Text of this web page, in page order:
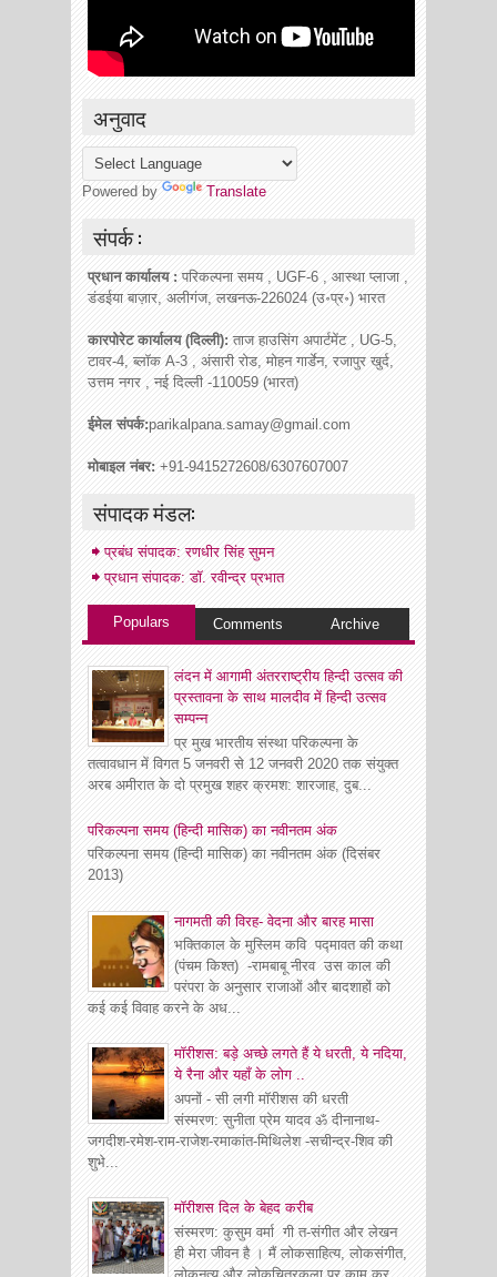
अनुवाद
Powered by Translate
संपर्क :
प्रधान कार्यालय : परिकल्पना समय , UGF-6 , आस्था प्लाजा ,
डंडईया बाज़ार, अलीगंज, लखनऊ-226024 (उ॰प्र॰) भारत
कारपोरेट कार्यालय (दिल्ली): ताज हाउसिंग अपार्टमेंट , UG-5,
टावर-4, ब्लॉक A-3 , अंसारी रोड, मोहन गार्डेन, रजापुर खुर्द,
उत्तम नगर , नई दिल्ली -110059 (भारत)
ईमेल संपर्क:parikalpana.samay@gmail.com
मोबाइल नंबर: +91-9415272608/6307607007
संपादक मंडल:
प्रबंध संपादक: रणधीर सिंह सुमन
प्रधान संपादक: डॉ. रवीन्द्र प्रभात
Populars Comments Archive
लंदन में आगामी अंतरराष्ट्रीय हिन्दी उत्सव की
प्रस्तावना के साथ मालदीव में हिन्दी उत्सव
सम्पन्न
प्र मुख भारतीय संस्था परिकल्पना के
तत्वावधान में विगत 5 जनवरी से 12 जनवरी 2020 तक संयुक्त
अरब अमीरात के दो प्रमुख शहर क्रमश: शारजाह, दुब...
परिकल्पना समय (हिन्दी मासिक) का नवीनतम अंक
परिकल्पना समय (हिन्दी मासिक) का नवीनतम अंक (दिसंबर
2013)
नागमती की विरह- वेदना और बारह मासा
भक्तिकाल के मुस्लिम कवि पद्मावत की कथा
(पंचम किश्त) -रामबाबू नीरव उस काल की
परंपरा के अनुसार राजाओं और बादशाहों को
कई कई विवाह करने के अध...
मॉरीशस: बड़े अच्छे लगते हैं ये धरती, ये नदिया,
ये रैना और यहाँ के लोग ..
अपनों - सी लगी मॉरीशस की धरती
संस्मरण: सुनीता प्रेम यादव ॐ दीनानाथ-
जगदीश-रमेश-राम-राजेश-रमाकांत-मिथिलेश -सचीन्द्र-शिव की
शुभे...
माॅरीशस दिल के बेहद करीब
संस्मरण: कुसुम वर्मा गी त-संगीत और लेखन
ही मेरा जीवन है । मैं लोकसाहित्य, लोकसंगीत,